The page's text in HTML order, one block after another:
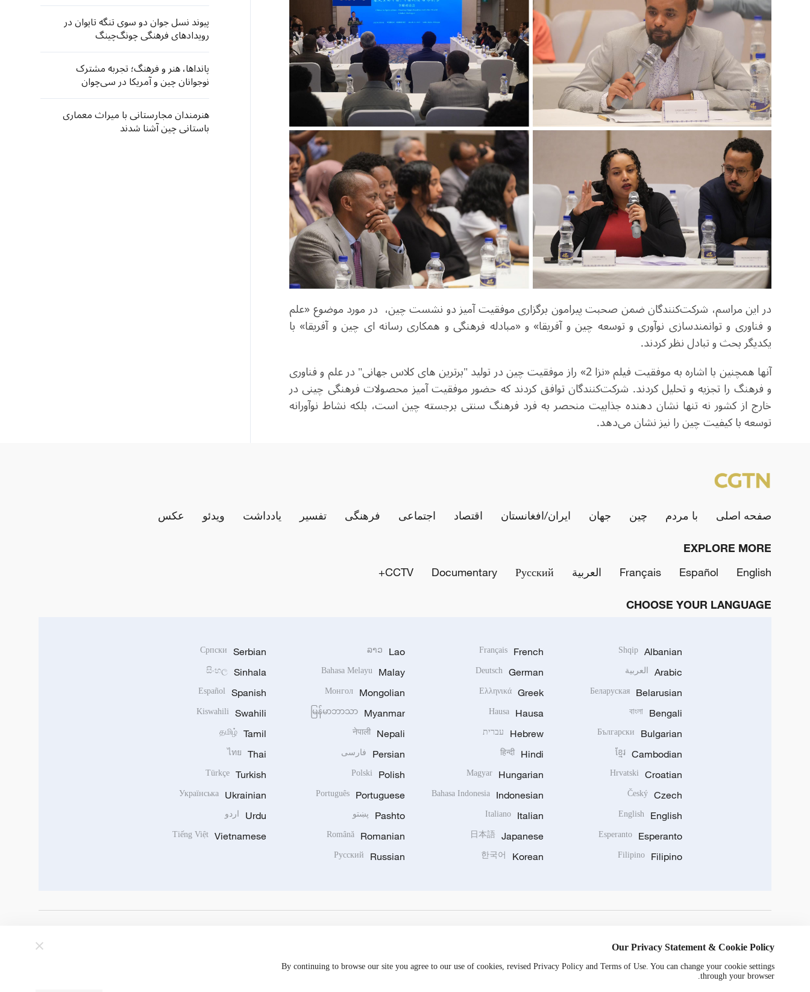
در این مراسم، شرکت‌کنندگان ضمن صحبت پیرامون برگزاری موفقیت آمیز دو نشست چین، در مورد موضوع «علم
و فناوری و توانمندسازی نوآوری و توسعه چین و آفریقا» و «مبادله فرهنگی و همکاری رسانه ای چین و آفریقا» با
یکدیگر بحث و تبادل نظر کردند.
آنها همچنین با اشاره به موفقیت فیلم «نزا 2» راز موفقیت چین در تولید "برترین های کلاس جهانی" در علم و فناوری
و فرهنگ را تجزیه و تحلیل کردند. شرکت‌کنندگان توافق کردند که حضور موفقیت آمیز محصولات فرهنگی چینی در
خارج از کشور نه تنها نشان دهنده جذابیت منحصر به فرد فرهنگ سنتی برجسته چین است، بلکه نشاط نوآورانه
توسعه با کیفیت چین را نیز نشان می‌دهد.
پیوند نسل جوان دو سوی تنگه تایوان در
رویدادهای فرهنگی چونگ‌چینگ
پانداها، هنر و فرهنگ؛ تجربه مشترک
نوجوانان چین و آمریکا در سی‌چوان
هنرمندان مجارستانی با میراث معماری
باستانی چین آشنا شدند
صفحه اصلی با مردم چین جهان ایران/افغانستان اقتصاد اجتماعی فرهنگی تفسیر یادداشت ویدئو عکس
EXPLORE MORE
English
Español
Français العربية Русский
Documentary
CCTV+
CHOOSE YOUR LANGUAGE
Albanian
Shqip
Arabic العربية
Belarusian
Беларуская
Bengali
বাংলা
Bulgarian
Български
Cambodian
ខ្មែរ
Croatian
Hrvatski
Czech
Český
English
English
Esperanto
Esperanto
Filipino
Filipino
French
Français
German
Deutsch
Greek
Ελληνικά
Hausa
Hausa
Hebrew עברית
Hindi
हिन्दी
Hungarian
Magyar
Indonesian
Bahasa Indonesia
Italian
Italiano
Japanese
日本語
Korean
한국어
Lao
ລາວ
Malay
Bahasa Melayu
Mongolian
Монгол
Myanmar
မြန်မာဘာသာ
Nepali
नेपाली
Persian فارسی
Polish
Polski
Portuguese
Português
Pashto پښتو
Romanian
Română
Russian
Русский
Serbian
Српски
Sinhala
සිංහල
Spanish
Español
Swahili
Kiswahili
Tamil
தமிழ்
Thai
ไทย
Turkish
Türkçe
Ukrainian
Українська
Urdu اردو
Vietnamese
Tiếng Việt
Our Privacy Statement & Cookie Policy
By continuing to browse our site you agree to our use of cookies, revised Privacy Policy and Terms of Use. You can change your cookie settings
through your browser.